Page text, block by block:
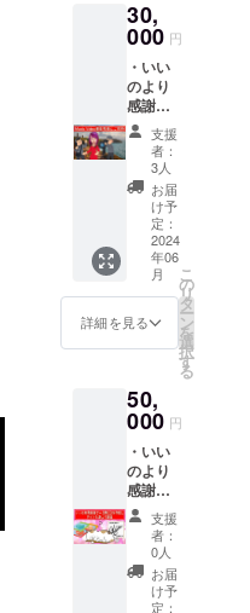
間：プ
ロジェ
クトが
存続す
る限り
掲載 掲
載方
法：エ
ンドク
レジッ
トに文
字のみ
で掲載
※備考欄
にご希
望のク
レジッ
（事務
所で不
表記と
判断し
た場合
は掲載
不可）
た手書
きメッ
セージ
を書い
たポス
トカー
ドを提
供 ・公
開され
る
MusicVi
deo本編
終了後
にクレ
ジット
(名前or
ニック
間：プ
ロジェ
クトが
存続す
る限り
掲載 掲
載方
法：エ
ンドク
レジッ
トに文
30,
000 円
・いい
のより
感謝の
気持ち
を綴っ
たメー
ルをあ
なたの
為だけ
に写真
を添え
てお送
りしま
す ・い
いのか
ら感謝
た手書
きメッ
セージ
を書い
たポス
トカー
ドを提
供 ・公
開され
る
MusicVi
deo本編
支援
者：
3人
お届
け予
定：
2024
年06
月
詳細を見る
こ
の
リ
タ
ー
ン
を
選
択
す
る
50,
000 円
・いい
のより
感謝の
気持ち
を綴っ
たメー
ルをあ
なたの
為だけ
支援
者：
0人
お届
け予
定：